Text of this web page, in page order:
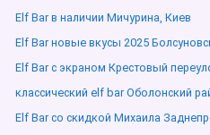
Elf Bar в наличии Мичурина, Киев
Elf Bar новые вкусы 2025
Elf Bar с экраном Крестовый
классический elf bar Оболонский
Elf Bar со скидкой Михаила